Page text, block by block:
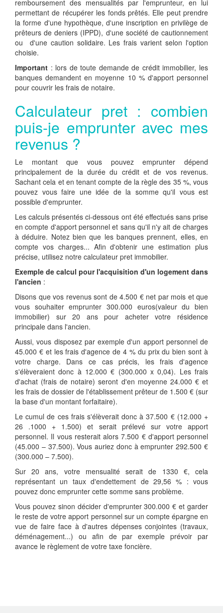
remboursement des mensualités par l'emprunteur, en lui
permettant de récupérer les fonds prêtés. Elle peut prendre
la forme d'une hypothèque, d'une inscription en privilège de
prêteurs de deniers (IPPD), d'une société de cautionnement
ou d'une caution solidaire. Les frais varient selon l'option
choisie.
Important : lors de toute demande de crédit immobilier, les
banques demandent en moyenne 10 % d'apport personnel
pour couvrir les frais de notaire.
Calculateur pret : combien
puis-je emprunter avec mes
revenus ?
Le montant que vous pouvez emprunter dépend
principalement de la durée du crédit et de vos revenus.
Sachant cela et en tenant compte de la règle des 35 %, vous
pouvez vous faire une idée de la somme qu'il vous est
possible d'emprunter.
Les calculs présentés ci-dessous ont été effectués sans prise
en compte d'apport personnel et sans qu'il n'y ait de charges
à déduire. Notez bien que les banques prennent, elles, en
compte vos charges... Afin d'obtenir une estimation plus
précise, utilisez notre calculateur pret immobilier.
Exemple de calcul pour l'acquisition d'un logement dans
l'ancien :
Disons que vos revenus sont de 4.500 € net par mois et que
vous souhaiter emprunter 300.000 euros(valeur du bien
immobilier) sur 20 ans pour acheter votre résidence
principale dans l'ancien.
Aussi, vous disposez par exemple d'un apport personnel de
45.000 € et les frais d'agence de 4 % du prix du bien sont à
votre charge. Dans ce cas précis, les frais d'agence
s'élèveraient donc à 12.000 € (300.000 x 0,04). Les frais
d'achat (frais de notaire) seront d'en moyenne 24.000 € et
les frais de dossier de l'établissement prêteur de 1.500 € (sur
la base d'un montant forfaitaire).
Le cumul de ces frais s'élèverait donc à 37.500 € (12.000 +
26 .1000 + 1.500) et serait prélevé sur votre apport
personnel. Il vous resterait alors 7.500 € d'apport personnel
(45.000 – 37.500). Vous auriez donc à emprunter 292.500 €
(300.000 – 7.500).
Sur 20 ans, votre mensualité serait de 1330 €, cela
représentant un taux d'endettement de 29,56 % : vous
pouvez donc emprunter cette somme sans problème.
Vous pouvez sinon décider d'emprunter 300.000 € et garder
le reste de votre apport personnel sur un compte épargne en
vue de faire face à d'autres dépenses conjointes (travaux,
déménagement...) ou afin de par exemple prévoir par
avance le règlement de votre taxe foncière.